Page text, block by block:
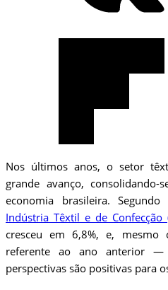
Nos últimos anos, o setor
grande avanço,
economia brasileira. Segundo
Indústria Têxtil e de Confecção
cresceu em 6,8%, e, mesmo
referente ao ano anterior
perspectivas são positivas para